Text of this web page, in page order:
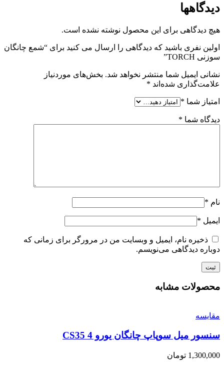
دیدگاهها
هیچ دیدگاهی برای این محصول نوشته نشده است.
اولین نفری باشید که دیدگاهی را ارسال می کنید برای “شمع چانگان
سوزنی TORCH”
نشانی ایمیل شما منتشر نخواهد شد. بخش‌های موردنیاز
علامت‌گذاری شده‌اند *
امتیاز شما *
دیدگاه شما *
نام *
ایمیل *
ذخیره نام، ایمیل و وبسایت من در مرورگر برای زمانی که
دوباره دیدگاهی می‌نویسم.
محصولات مشابه
مقایسه
سنسور میل سوپاپ چانگان یورو 4 CS35
1,300,000 تومان